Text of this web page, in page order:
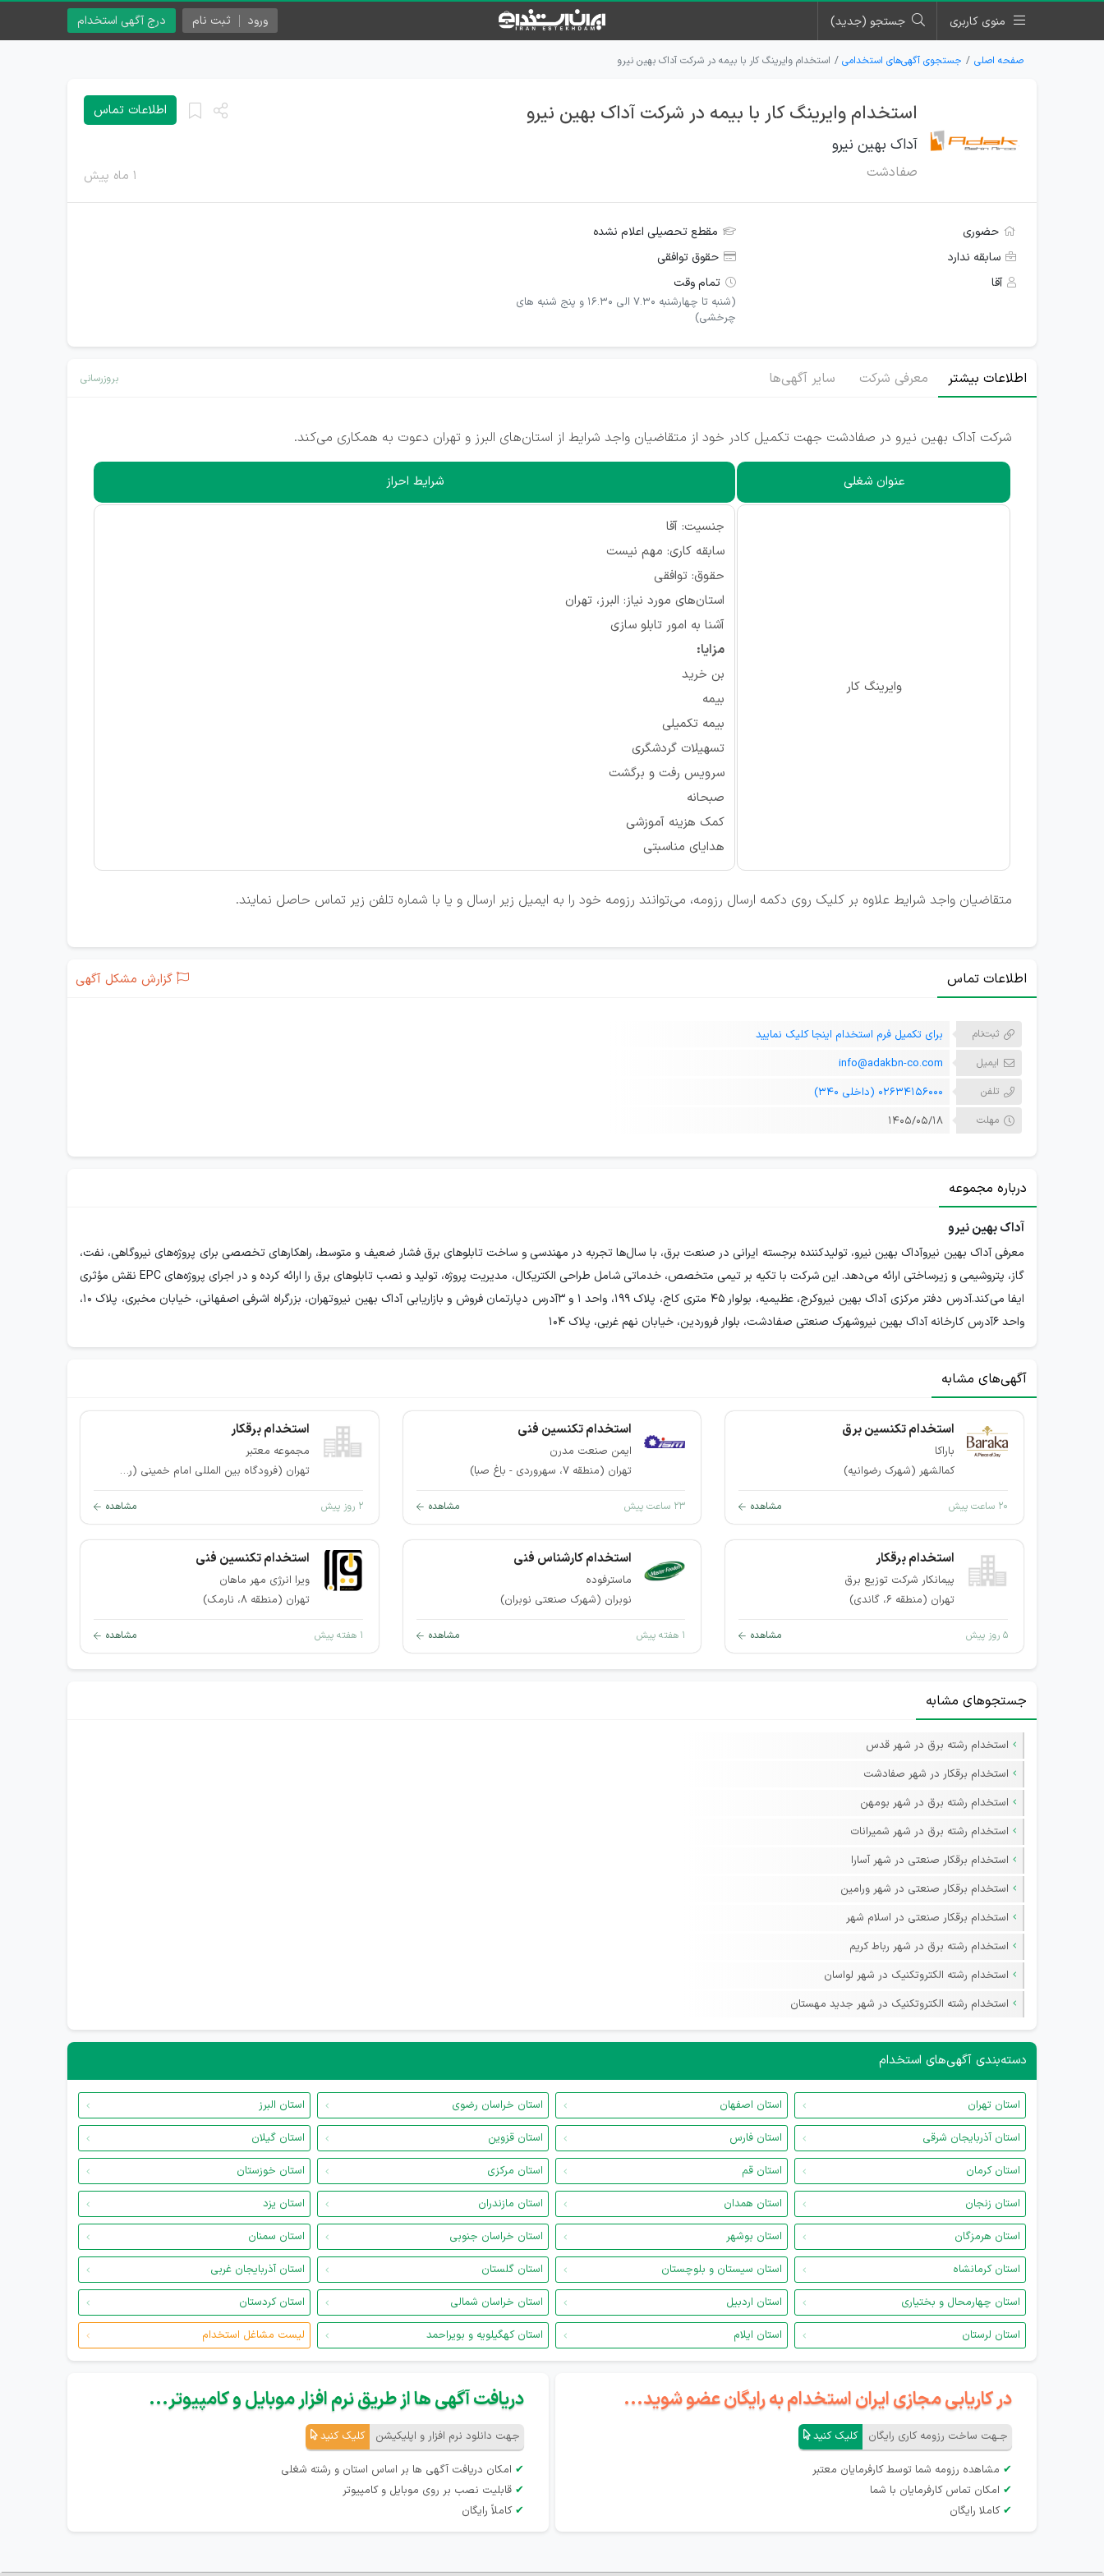
منوی کاربری جستجو (جدید) درج آگهی استخدام ورود ثبت نام
صفحه اصلی جستجوی آگهی‌های استخدامی استخدام وایرینگ کار با بیمه در شرکت آداک بهین نیرو
استخدام وایرینگ کار با بیمه در شرکت آداک بهین نیرو
آداک بهین نیرو
صفادشت ۱ ماه پیش
اطلاعات تماس
حضوری
مقطع تحصیلی اعلام نشده
سابقه ندارد
حقوق توافقی
آقا
تمام وقت
(شنبه تا چهارشنبه 7.30 الی 16.30 و پنج شنبه های
چرخشی)
اطلاعات بیشتر معرفی شرکت سایر آگهی‌ها بروزرسانی
شرکت آداک بهین نیرو در صفادشت جهت تکمیل کادر خود از متقاضیان واجد شرایط از استان‌های البرز و تهران دعوت به همکاری می‌کند.
عنوان شغلی شرایط احراز
وایرینگ کار
جنسیت: آقا
سابقه کاری: مهم نیست
حقوق: توافقی
استان‌های مورد نیاز: البرز، تهران
آشنا به امور تابلو سازی
مزایا:
بن خرید
بیمه
بیمه تکمیلی
تسهیلات گردشگری
سرویس رفت و برگشت
صبحانه
کمک هزینه آموزشی
هدایای مناسبتی
متقاضیان واجد شرایط علاوه بر کلیک روی دکمه ارسال رزومه، می‌توانند رزومه خود را به ایمیل زیر ارسال و یا با شماره تلفن زیر تماس حاصل نمایند.
اطلاعات تماس گزارش مشکل آگهی
ثبت‌نام برای تکمیل فرم استخدام اینجا کلیک نمایید
ایمیل info@adakbn-co.com
تلفن 02634156000 (داخلی 340)
مهلت ۱۴۰۵/۰۵/۱۸
درباره مجموعه
آداک بهین نیرو
معرفی آداک بهین نیروآداک بهین نیرو، تولیدکننده برجسته ایرانی در صنعت برق، با سال‌ها تجربه در مهندسی و ساخت تابلوهای برق فشار ضعیف و متوسط، راهکارهای تخصصی برای پروژه‌های نیروگاهی، نفت،
گاز، پتروشیمی و زیرساختی ارائه می‌دهد. این شرکت با تکیه بر تیمی متخصص، خدماتی شامل طراحی الکتریکال، مدیریت پروژه، تولید و نصب تابلوهای برق را ارائه کرده و در اجرای پروژه‌های EPC نقش مؤثری
ایفا می‌کند.آدرس دفتر مرکزی آداک بهین نیروکرج، عظیمیه، بولوار 45 متری کاج، پلاک 199، واحد 1 و 3آدرس دپارتمان فروش و بازاریابی آداک بهین نیروتهران، بزرگراه اشرفی اصفهانی، خیابان مخبری، پلاک 10،
واحد 6آدرس کارخانه آداک بهین نیروشهرک صنعتی صفادشت، بلوار فروردین، خیابان نهم غربی، پلاک 104
آگهی‌های مشابه
استخدام تکنسین برق
باراکا
کمالشهر (شهرک رضوانیه)
۲۰ ساعت پیش مشاهده
استخدام تکنسین فنی
ایمن صنعت مدرن
تهران (منطقه ۷، سهروردی - باغ صبا)
۲۳ ساعت پیش مشاهده
استخدام برقکار
مجموعه معتبر
تهران (فرودگاه بین المللی امام خمینی (ره))
۲ روز پیش مشاهده
استخدام برقکار
پیمانکار شرکت توزیع برق
تهران (منطقه ۶، گاندی)
۵ روز پیش مشاهده
استخدام کارشناس فنی
ماسترفوده
نوبران (شهرک صنعتی نوبران)
۱ هفته پیش مشاهده
استخدام تکنسین فنی
ویرا انرژی مهر ماهان
تهران (منطقه ۸، نارمک)
۱ هفته پیش مشاهده
جستجوهای مشابه
استخدام رشته برق در شهر قدس
استخدام برقکار در شهر صفادشت
استخدام رشته برق در شهر بومهن
استخدام رشته برق در شهر شمیرانات
استخدام برقکار صنعتی در شهر آسارا
استخدام برقکار صنعتی در شهر ورامین
استخدام برقکار صنعتی در اسلام‌ شهر
استخدام رشته برق در شهر رباط‌ کریم
استخدام رشته الکتروتکنیک در شهر لواسان
استخدام رشته الکتروتکنیک در شهر جدید مهستان
دسته‌بندی آگهی‌های استخدام
استان تهران استان اصفهان استان خراسان رضوی
استان البرز
استان آذربایجان شرقی
استان فارس استان قزوین
استان گیلان
استان کرمان
استان قم استان مرکزی
استان خوزستان
استان زنجان
استان همدان استان مازندران
استان یزد
استان هرمزگان
استان بوشهر استان خراسان جنوبی
استان سمنان
استان کرمانشاه
استان سیستان و بلوچستان استان گلستان
استان آذربایجان غربی
استان چهارمحال و بختیاری
استان اردبیل استان خراسان شمالی
استان کردستان
استان لرستان
استان ایلام استان کهگیلویه و بویراحمد لیست مشاغل استخدام
در کاریابی مجازی ایران استخدام به رایگان عضو شوید...
جـهت ساخت رزومه کاری رایگان کلیک کنید
✔ مشاهده رزومه شما توسط کارفرمایان معتبر
✔ امکان تماس کارفرمایان با شما
✔ کاملا رایگان
دریافت آگهی ها از طریق نرم افزار موبایل و کامپیوتر...
جهت دانلود نرم افزار و اپلیکیشن کلیک کنید
✔ امکان دریافت آگهی ها بر اساس استان و رشته شغلی
✔ قابلیت نصب بر روی موبایل و کامپیوتر
✔ کاملاً رایگان